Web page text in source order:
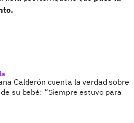
Calderón cuenta la verdad sobre
su bebé: “Siempre estuvo para